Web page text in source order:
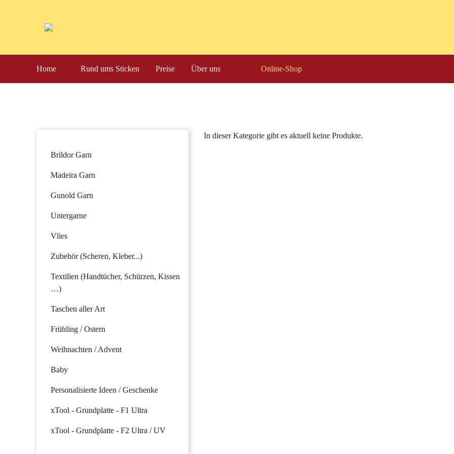
NavigationHome Rund ums Sticken Preise Über uns Online-Shop
In dieser Kategorie gibt es aktuell keine Produkte.
Navigation
Brildor Garn
Madeira Garn
Gunold Garn
Untergarne
Vlies
Zubehör (Scheren, Kleber...)
Textilien (Handtücher, Schürzen, Kissen
…)
Taschen aller Art
Frühling / Ostern
Weihnachten / Advent
Baby
Personalisierte Ideen / Geschenke
xTool - Grundplatte - F1 Ultra
xTool - Grundplatte - F2 Ultra / UV